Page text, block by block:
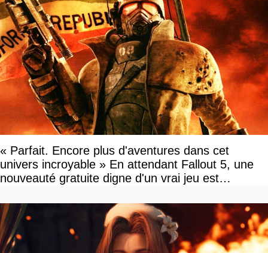
« Parfait. Encore plus d'aventures dans cet
univers incroyable » En attendant Fallout 5, une
nouveauté gratuite digne d'un vrai jeu est